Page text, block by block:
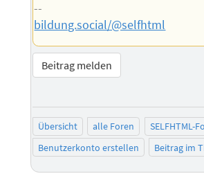
--
bildung.social/@selfhtml
Beitrag melden
Übersicht alle Foren SELFHTML-
Benutzerkonto erstellen
Beitrag im